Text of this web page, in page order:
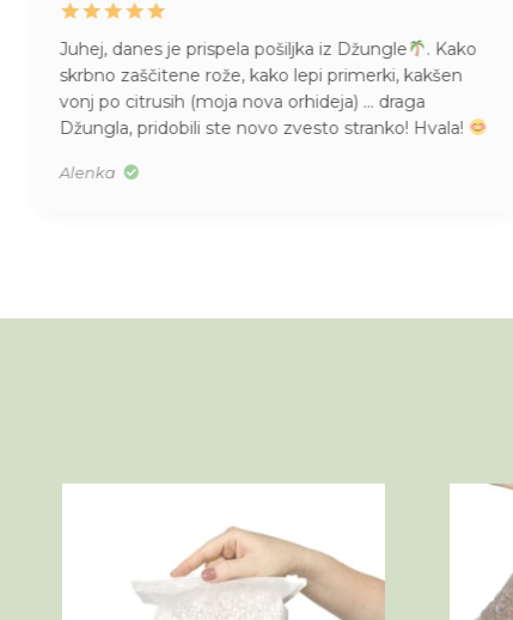
. Kako
kakšen
Hvala!
Življenje mame Pileje, kupljene v
imam pa tudi vsepovsod
Mislim,
kupila, v S velikosti. Res je bila majhna.